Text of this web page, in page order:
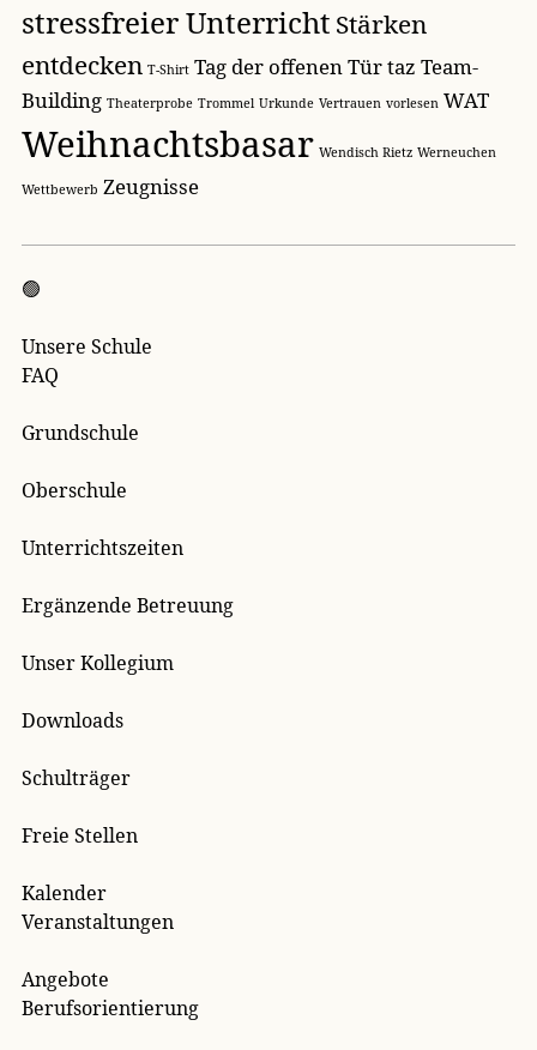
stressfreier Unterricht Stärken
entdecken T-Shirt Tag der offenen Türtaz Team-
Building Theaterprobe Trommel Urkunde Vertrauen vorlesen WAT
Weihnachtsbasar Wendisch Rietz Werneuchen
Wettbewerb Zeugnisse
🟢
Unsere Schule
FAQ
Grundschule
Oberschule
Unterrichtszeiten
Ergänzende Betreuung
Unser Kollegium
Downloads
Schulträger
Freie Stellen
Kalender
Veranstaltungen
Angebote
Berufsorientierung